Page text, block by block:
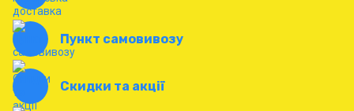
Пункт самовивозу
Скидки та акції